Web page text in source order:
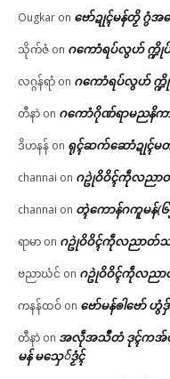
Ougkar on ဗော်ဍုၚ်မန်တၟိ ဂွံအခ
သိုက်ဇံ on ဂကောံရပ်လွဟ် က္ဍိုပ်
လဂ္ဂန်ရာံ on ဂကောံရပ်လွဟ် က္ဍို
တီနာဲ on ဂကောံဂိုဏ်ရာမညနိက
ဒိဟနန် on ရုၚ်ဆက်ဆောံဍုၚ်
channai on ဂဥုဲဝိဝိၚ်ကဵုလညာ
channai on တ္ၚဲကောန်ဂကူမန်(
ရာမာ on ဂဥုဲဝိဝိၚ်ကဵုလညာတ်သ
ဗညာဃံင် on ဂဥုဲဝိဝိၚ်ကဵုလညာ
ကနန်ထဝ် on ဗော်မန်ၜါဗော်
တီနာဲ on အလဵုအသဳတံ ဒုၚ်ကအ်ပါ
မန် မသှေ်ဒၟံၚ်